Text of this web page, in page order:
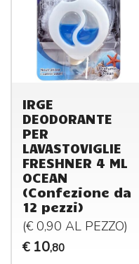
IRGE
DEODORANTE
PER
LAVASTOVIGLIE
FRESHNER 4 ML
OCEAN
(Confezione da
12 pezzi)
(€ 0,90 AL PEZZO)
€ 10,80